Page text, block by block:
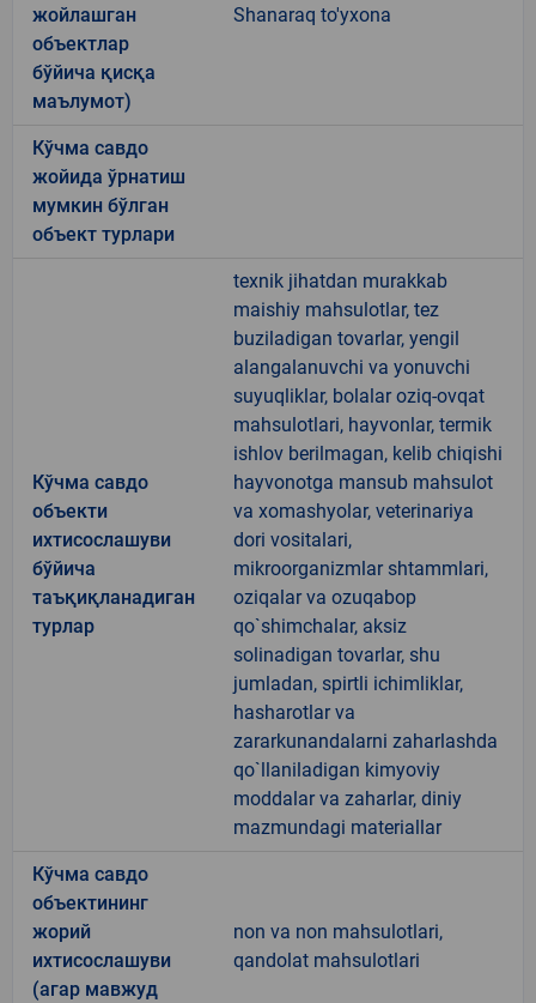
жойлашган
объектлар
бўйича қисқа
маълумот)
Shanaraq to'yxona
Кўчма савдо
жойида ўрнатиш
мумкин бўлган
объект турлари
Кўчма савдо
объекти
ихтисослашуви
бўйича
таъқиқланадиган
турлар
texnik jihatdan murakkab
maishiy mahsulotlar, tez
buziladigan tovarlar, yengil
alangalanuvchi va yonuvchi
suyuqliklar, bolalar oziq-ovqat
mahsulotlari, hayvonlar, termik
ishlov berilmagan, kelib chiqishi
hayvonotga mansub mahsulot
va xomashyolar, veterinariya
dori vositalari,
mikroorganizmlar shtammlari,
oziqalar va ozuqabop
qo`shimchalar, aksiz
solinadigan tovarlar, shu
jumladan, spirtli ichimliklar,
hasharotlar va
zararkunandalarni zaharlashda
qo`llaniladigan kimyoviy
moddalar va zaharlar, diniy
mazmundagi materiallar
Кўчма савдо
объектининг
жорий
ихтисослашуви
(агар мавжуд
non va non mahsulotlari,
qandolat mahsulotlari